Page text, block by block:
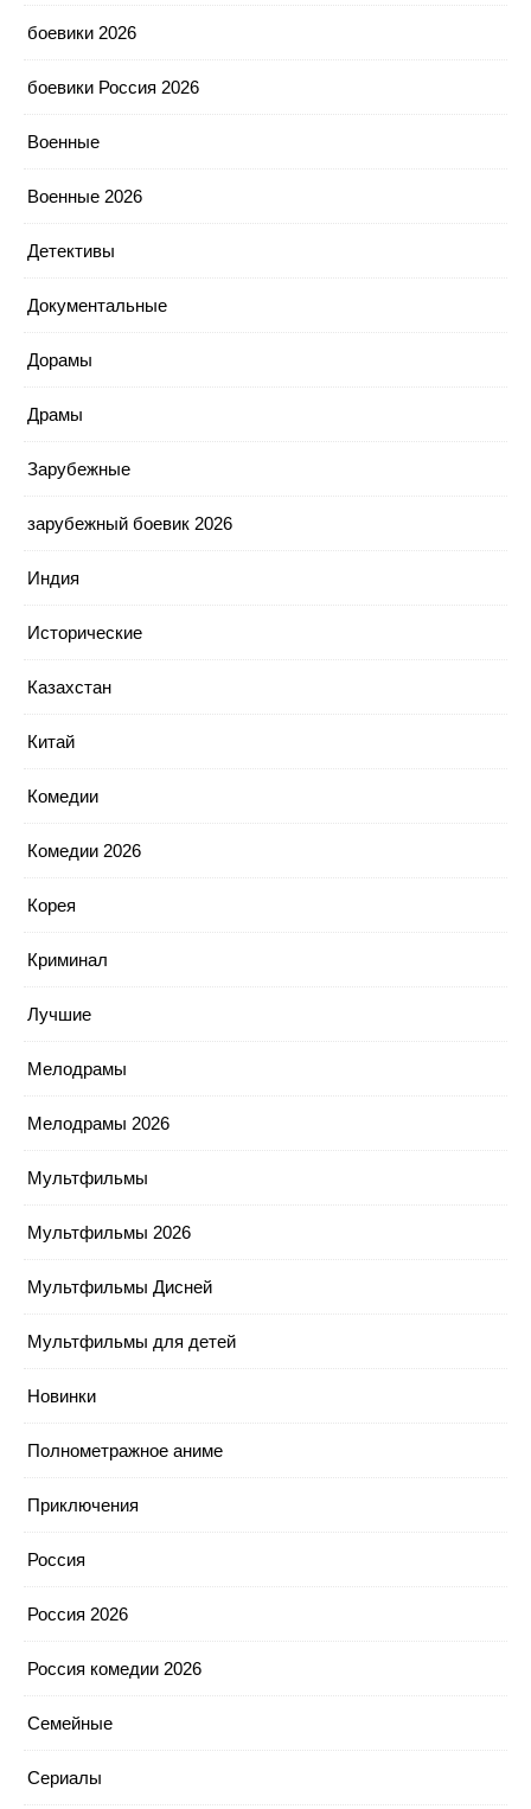
боевики 2026
боевики Россия 2026
Военные
Военные 2026
Детективы
Документальные
Дорамы
Драмы
Зарубежные
зарубежный боевик 2026
Индия
Исторические
Казахстан
Китай
Комедии
Комедии 2026
Корея
Криминал
Лучшие
Мелодрамы
Мелодрамы 2026
Мультфильмы
Мультфильмы 2026
Мультфильмы Дисней
Мультфильмы для детей
Новинки
Полнометражное аниме
Приключения
Россия
Россия 2026
Россия комедии 2026
Семейные
Сериалы